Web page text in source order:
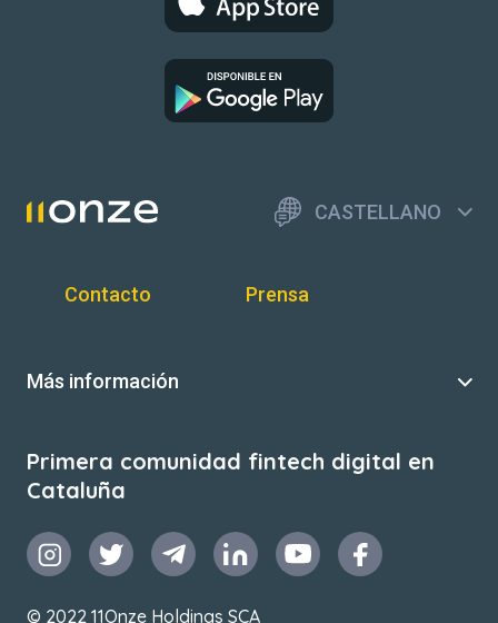
CASTELLANO
Contacto Prensa
Más información
Primera comunidad fintech digital en
Cataluña
© 2022 11Onze Holdings SCA